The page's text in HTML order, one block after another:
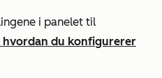
i panelet til
hvordan du konfigurerer